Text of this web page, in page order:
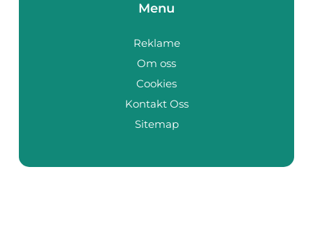
Menu
Reklame
Om oss
Cookies
Kontakt Oss
Sitemap